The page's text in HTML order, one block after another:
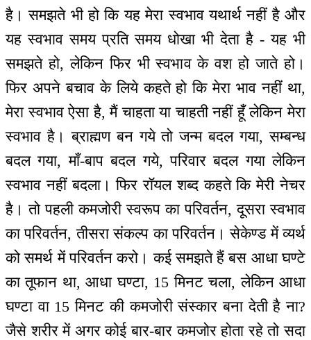
है। समझते भी हो कि यह मेरा स्वभाव यथार्थ नहीं है और
यह स्वभाव समय प्रति समय धोखा भी देता है - यह भी
समझते हो, लेकिन फिर भी स्वभाव के वश हो जाते हो।
फिर अपने बचाव के लिये कहते हो कि मेरा भाव नहीं था,
मेरा स्वभाव ऐसा है, मैं चाहता या चाहती नहीं हूँ लेकिन मेरा
स्वभाव है। ब्राह्मण बन गये तो जन्म बदल गया, सम्बन्ध
बदल गया, माँ-बाप बदल गये, परिवार बदल गया लेकिन
स्वभाव नहीं बदला। फिर रॉयल शब्द कहते कि मेरी नेचर
है। तो पहली कमजोरी स्वरूप का परिवर्तन, दूसरा स्वभाव
का परिवर्तन, तीसरा संकल्प का परिवर्तन। सेकेण्ड में व्यर्थ
को समर्थ में परिवर्तन करो। कई समझते हैं बस आधा घण्टे
का तूफान था, आधा घण्टा, 15 मिनट चला, लेकिन आधा
घण्टा वा 15 मिनट की कमजोरी संस्कार बना देती है ना?
जैसे शरीर में अगर कोई बार-बार कमजोर होता रहे तो सदा